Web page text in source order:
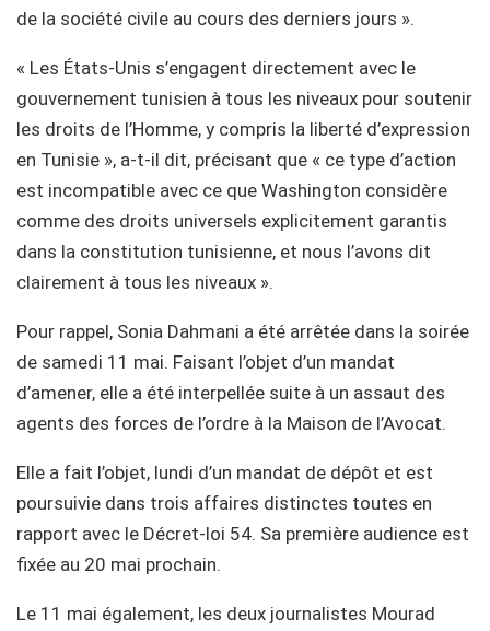
de la société civile au cours des derniers jours ».
« Les États-Unis s’engagent directement avec le
gouvernement tunisien à tous les niveaux pour soutenir
les droits de l’Homme, y compris la liberté d’expression
en Tunisie », a-t-il dit, précisant que « ce type d’action
est incompatible avec ce que Washington considère
comme des droits universels explicitement garantis
dans la constitution tunisienne, et nous l’avons dit
clairement à tous les niveaux ».
Pour rappel, Sonia Dahmani a été arrêtée dans la soirée
de samedi 11 mai. Faisant l’objet d’un mandat
d’amener, elle a été interpellée suite à un assaut des
agents des forces de l’ordre à la Maison de l’Avocat.
Elle a fait l’objet, lundi d’un mandat de dépôt et est
poursuivie dans trois affaires distinctes toutes en
rapport avec le Décret-loi 54. Sa première audience est
fixée au 20 mai prochain.
Le 11 mai également, les deux journalistes Mourad